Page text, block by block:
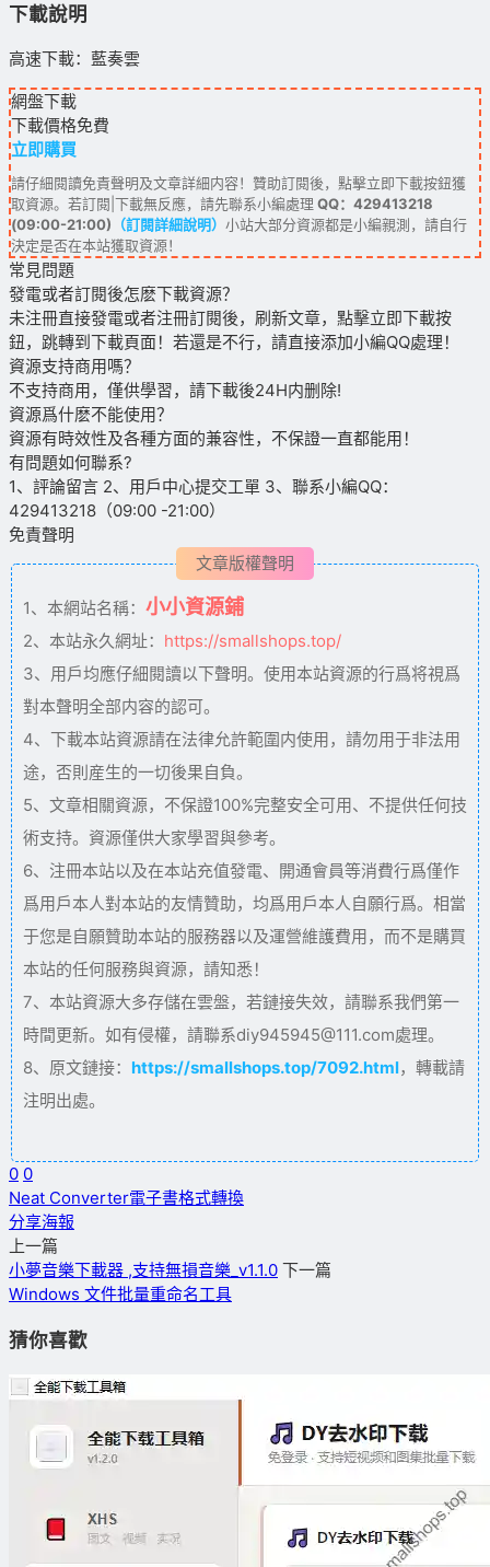
下載說明
高速下載：藍奏雲
網盤下載
下載價格免費
立即購買
請仔細閱讀免責聲明及文章詳細内容！贊助訂閱後，點擊立即下載按鈕獲
取資源。若訂閱|下載無反應，請先聯系小編處理 QQ：429413218
(09:00-21:00) （訂閱詳細說明） 小站大部分資源都是小編親測，請自行
決定是否在本站獲取資源！
常見問題
發電或者訂閱後怎麽下載資源？
未注冊直接發電或者注冊訂閱後，刷新文章，點擊立即下載按
鈕，跳轉到下載頁面！若還是不行，請直接添加小編QQ處理！
資源支持商用嗎？
不支持商用，僅供學習，請下載後24H内删除!
資源爲什麽不能使用？
資源有時效性及各種方面的兼容性，不保證一直都能用！
有問題如何聯系?
1、評論留言 2、用戶中心提交工單 3、聯系小編QQ：
429413218（09:00 -21:00）
免責聲明
文章版權聲明
1、本網站名稱： 小小資源鋪
2、本站永久網址： https://smallshops.top/
3、用戶均應仔細閱讀以下聲明。使用本站資源的行爲将視爲
對本聲明全部内容的認可。
4、下載本站資源請在法律允許範圍内使用，請勿用于非法用
途，否則産生的一切後果自負。
5、文章相關資源，不保證100%完整安全可用、不提供任何技
術支持。資源僅供大家學習與參考。
6、注冊本站以及在本站充值發電、開通會員等消費行爲僅作
爲用戶本人對本站的友情贊助，均爲用戶本人自願行爲。相當
于您是自願贊助本站的服務器以及運營維護費用，而不是購買
本站的任何服務與資源，請知悉！
7、本站資源大多存儲在雲盤，若鏈接失效，請聯系我們第一
時間更新。如有侵權，請聯系diy945945@111.com處理。
8、原文鏈接： https://smallshops.top/7092.html，轉載請
注明出處。
0 0
Neat Converter電子書格式轉換
分享海報
上一篇
小夢音樂下載器 ,支持無損音樂_v1.1.0 下一篇
Windows 文件批量重命名工具
猜你喜歡